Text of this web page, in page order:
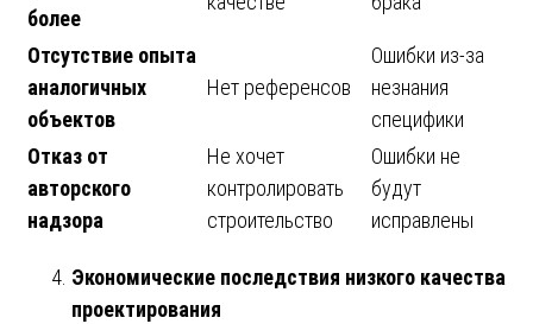
более
Отсутствие опыта
аналогичных
объектов
Нет референсов
Ошибки из-за
незнания
специфики
Отказ от
авторского
надзора
Не хочет
контролировать
строительство
Ошибки не
будут
исправлены
Экономические последствия низкого качества
проектирования